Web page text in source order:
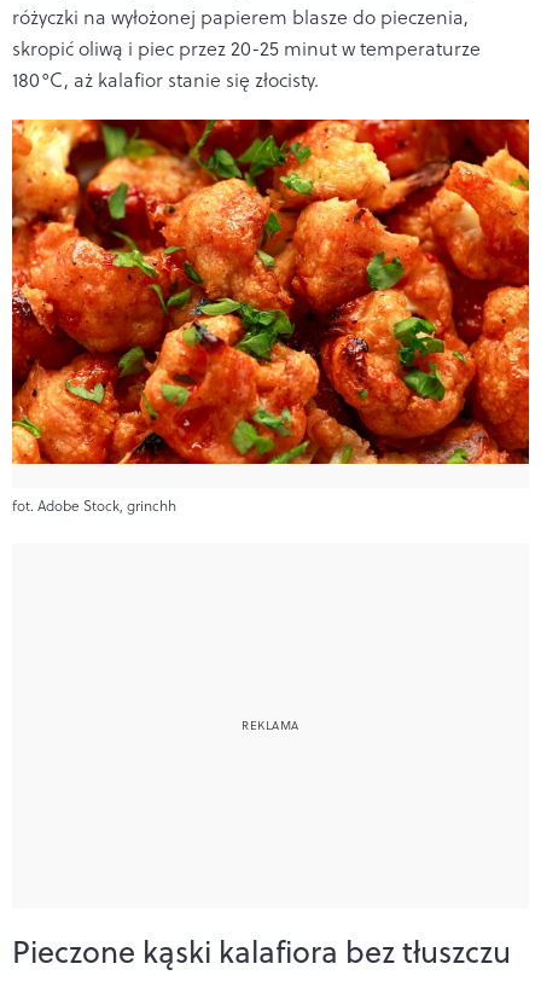
różyczki na wyłożonej papierem blasze do pieczenia,
skropić oliwą i piec przez 20-25 minut w temperaturze
180°C, aż kalafior stanie się złocisty.
fot. Adobe Stock, grinchh
Pieczone kąski kalafiora bez tłuszczu